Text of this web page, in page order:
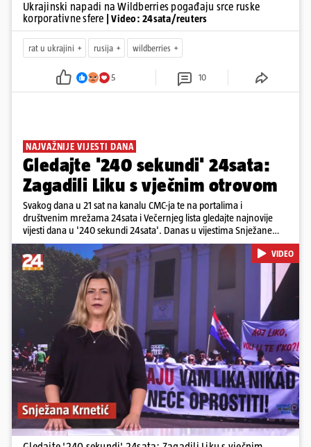
Ukrajinski napadi na Wildberries pogađaju srce ruske
korporativne sfere
| Video: 24sata/reuters
rat u ukrajini rusija wildberries
5 10
NAJVAŽNIJE VIJESTI DANA
Gledajte '240 sekundi' 24sata:
Zagadili Liku s vječnim otrovom
Svakog dana u 21 sat na kanalu CMC-ja te na portalima i
društvenim mrežama 24sata i Večernjeg lista gledajte najnovije
vijesti dana u '240 sekundi 24sata'. Danas u vijestima Snježane
Krnetić: Lika teško zagađena s 37.000 tona opasnog otpada, Troje
poginulih u nesreći u Zagrebu, Uhićen načelnik Svetog Ivana
Žabna, Borba za život Denisa Vejzovića, Krajaču režu ovlasti: Slijedi
otkaz...
Pokretanje videa...
VIDEO